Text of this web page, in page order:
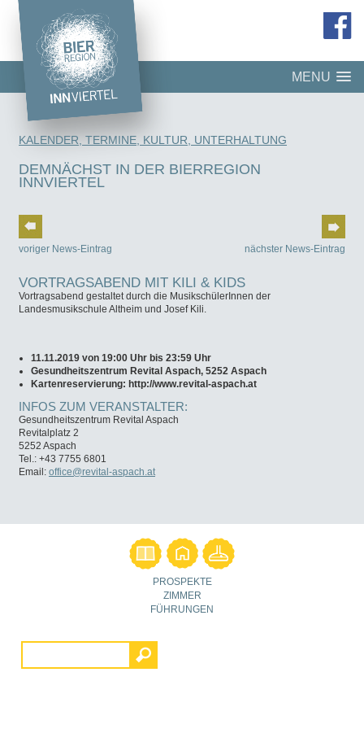
MENU
KALENDER, TERMINE, KULTUR, UNTERHALTUNG
DEMNÄCHST IN DER BIERREGION
INNVIERTEL
voriger News-Eintrag nächster News-Eintrag
VORTRAGSABEND MIT KILI & KIDS
Vortragsabend gestaltet durch die MusikschülerInnen der
Landesmusikschule Altheim und Josef Kili.
11.11.2019 von 19:00 Uhr bis 23:59 Uhr
Gesundheitszentrum Revital Aspach, 5252 Aspach
Kartenreservierung: http://www.revital-aspach.at
INFOS ZUM VERANSTALTER:
Gesundheitszentrum Revital Aspach
Revitalplatz 2
5252 Aspach
Tel.: +43 7755 6801
Email: office@revital-aspach.at
PROSPEKTE
ZIMMER
FÜHRUNGEN